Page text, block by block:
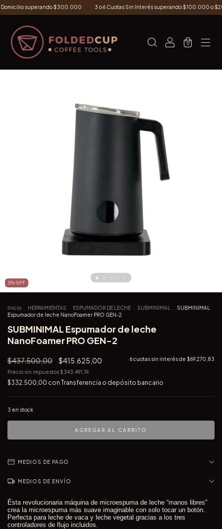
superando $300.000 3 o 6 Cuotas Sin Interés superando $100.000 o
0
5% OFF
Inicio HERRAMIENTAS ESPUMADOR DE LECHE SUBMINIMAL
SUBMINIMAL
Espumador de leche NanoFoamer PRO GEN-2
SUBMINIMAL Espumador de leche
NanoFoamer PRO GEN-2
$437.500,00 $415.625,00 6cuotas sin interés de $69.270,83
Precio sin impuestos $343.491,74
$332.500,00 con Transferencia o depósito bancario
3 en stock
MEDIOS DE PAGO
MEDIOS DE ENVÍO
Ésta revolucionaria máquina de microespuma de leche “manos libres”
crea la microespuma más suave imaginable con solo tocar un botón.
Perfecta para leche de vaca y leche vegetal gracias a los tres
controladores de flujo incluidos.